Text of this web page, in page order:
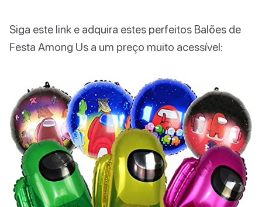
Siga este link e adquira estes perfeitos Balões de
Festa Among Us a um preço muito acessível: